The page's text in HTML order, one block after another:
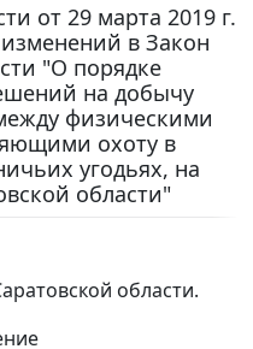
от 29 марта 2019 г.
в Закон
"О порядке
на добычу
физическими
охоту в
угодьях, на
области"
области.